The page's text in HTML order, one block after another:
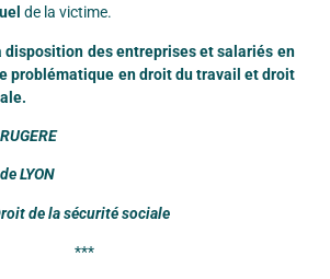
de la victime.
disposition des entreprises et salariés en
problématique en droit du travail et droit
LYON
de la sécurité sociale
***